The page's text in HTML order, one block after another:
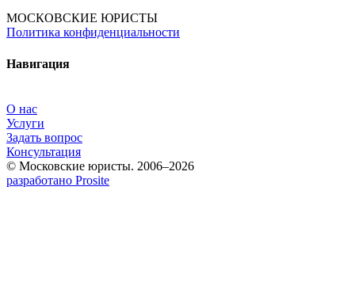
МОСКОВСКИЕ ЮРИСТЫ
Политика конфиденциальности
Навигация
О нас
Услуги
Задать вопрос
Консультация
© Московские юристы. 2006–2026
разработано Prosite